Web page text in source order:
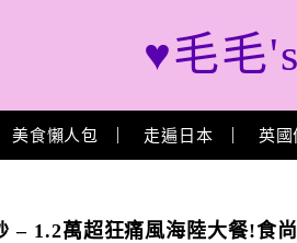
♥毛毛
美食懶人包 走遍日本 英國
– 1.2萬超狂痛風海陸大餐!食